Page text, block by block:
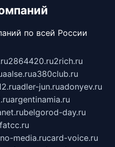
по всей России
2864420.ru2rich.ru
aalse.rua380club.ru
adler-jun.ruadonyev.ru
argentinamia.ru
belgorod-day.ru
media.rucard-voice.ru